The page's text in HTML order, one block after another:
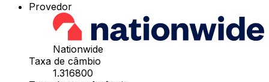
Provedor
Nationwide
Taxa de câmbio
1.316800